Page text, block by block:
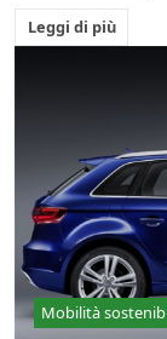
Leggi di più
Mobilità